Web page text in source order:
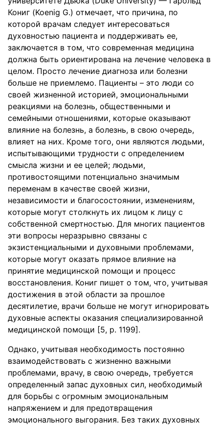
Кониг (Koenig G.) отмечает, что причина, по
которой врачам следует интересоваться
духовностью пациента и поддерживать ее,
заключается в том, что современная медицина
должна быть ориентирована на лечение человека в
целом. Просто лечение диагноза или болезни
больше не приемлемо. Пациенты – это люди со
своей жизненной историей, эмоциональными
реакциями на болезнь, общественными и
семейными отношениями, которые оказывают
влияние на болезнь, а болезнь, в свою очередь,
влияет на них. Кроме того, они являются людьми,
испытывающими трудности с определением
смысла жизни и ее целей; людьми,
противостоящими потенциально значимым
переменам в качестве своей жизни,
независимости и благосостоянии, изменениям,
которые могут столкнуть их лицом к лицу с
собственной смертностью. Для многих пациентов
эти вопросы неразрывно связаны с
экзистенциальными и духовными проблемами,
которые могут оказать прямое влияние на
принятие медицинской помощи и процесс
восстановления. Кониг пишет о том, что, учитывая
достижения в этой области за прошлое
десятилетие, врачи больше не могут игнорировать
духовные аспекты оказания специализированной
медицинской помощи [5, р. 1199].
Однако, учитывая необходимость постоянно
взаимодействовать с жизненно важными
проблемами, врачу, в свою очередь, требуется
определенный запас духовных сил, необходимый
для борьбы с огромным эмоциональным
напряжением и для предотвращения
эмоционального выгорания. Без таких духовных